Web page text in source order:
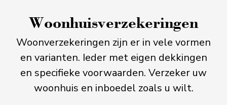
Woonhuis­verzekeringen
Woonverzekeringen zijn er in vele vormen
en varianten. Ieder met eigen dekkingen
en specifieke voorwaarden. Verzeker uw
woonhuis en inboedel zoals u wilt.